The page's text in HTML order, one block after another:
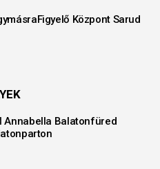
Központ Sarud
Annabella Balatonfüred